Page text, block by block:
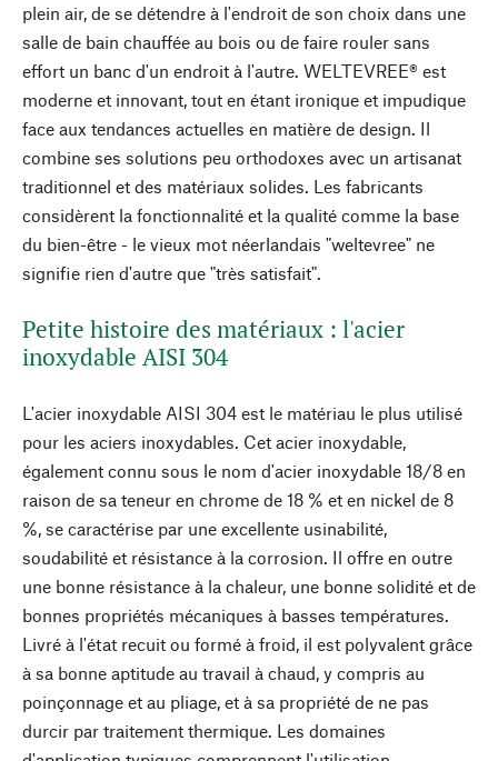
plein air, de se détendre à l'endroit de son choix dans une
salle de bain chauffée au bois ou de faire rouler sans
effort un banc d'un endroit à l'autre. WELTEVREE® est
moderne et innovant, tout en étant ironique et impudique
face aux tendances actuelles en matière de design. Il
combine ses solutions peu orthodoxes avec un artisanat
traditionnel et des matériaux solides. Les fabricants
considèrent la fonctionnalité et la qualité comme la base
du bien-être - le vieux mot néerlandais "weltevree" ne
signifie rien d'autre que "très satisfait".
Petite histoire des matériaux : l'acier
inoxydable AISI 304
L'acier inoxydable AISI 304 est le matériau le plus utilisé
pour les aciers inoxydables. Cet acier inoxydable,
également connu sous le nom d'acier inoxydable 18/8 en
raison de sa teneur en chrome de 18 % et en nickel de 8
%, se caractérise par une excellente usinabilité,
soudabilité et résistance à la corrosion. Il offre en outre
une bonne résistance à la chaleur, une bonne solidité et de
bonnes propriétés mécaniques à basses températures.
Livré à l'état recuit ou formé à froid, il est polyvalent grâce
à sa bonne aptitude au travail à chaud, y compris au
poinçonnage et au pliage, et à sa propriété de ne pas
durcir par traitement thermique. Les domaines